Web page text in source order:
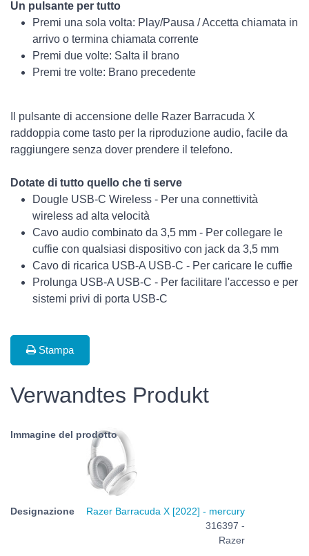
Un pulsante per tutto
Premi una sola volta: Play/Pausa / Accetta chiamata in
arrivo o termina chiamata corrente
Premi due volte: Salta il brano
Premi tre volte: Brano precedente
Il pulsante di accensione delle Razer Barracuda X
raddoppia come tasto per la riproduzione audio, facile da
raggiungere senza dover prendere il telefono.
Dotate di tutto quello che ti serve
Dougle USB-C Wireless - Per una connettività
wireless ad alta velocità
Cavo audio combinato da 3,5 mm - Per collegare le
cuffie con qualsiasi dispositivo con jack da 3,5 mm
Cavo di ricarica USB-A USB-C - Per caricare le cuffie
Prolunga USB-A USB-C - Per facilitare l'accesso e per
sistemi privi di porta USB-C
Stampa
Verwandtes Produkt
Razer Barracuda X [2022] - mercury
316397 -
Razer